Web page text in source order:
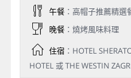
午餐：高帽子推薦精選
晚餐：燒烤風味料理
住宿：HOTEL
HOTEL 或 THE WESTIN